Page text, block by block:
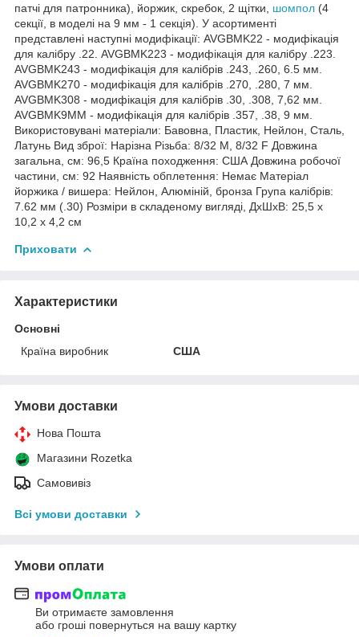
патчі для патронника), йоржик, скребок, 2 щітки, шомпол (4
секції, в моделі на 9 мм - 1 секція). У асортименті
представлені наступні модифікації: AVGBMK22 - модифікація
для калібру .22. AVGBMK223 - модифікація для калібру .223.
AVGBMK243 - модифікація для калібрів .243, .260, 6.5 мм.
AVGBMK270 - модифікація для калібрів .270, .280, 7 мм.
AVGBMK308 - модифікація для калібрів .30, .308, 7,62 мм.
AVGBMK9MM - модифікація для калібрів .357, .38, 9 мм.
Використовувані матеріали: Бавовна, Пластик, Нейлон, Сталь,
Латунь Вид зброї: Нарізна Різьба: 8/32 M, 8/32 F Довжина
загальна, см: 96,5 Країна походження: США Довжина робочої
частини, см: 92 Наявність обплетення: Немає Матеріал
йоржика / вишера: Нейлон, Алюміній, бронза Група калібрів:
7.62 мм (.30) Розміри в складеному вигляді, ДхШхВ: 25,5 х
10,2 х 4,2 см
Приховати
Характеристики
Основні
Країна виробник
США
Умови доставки
Нова Пошта
Магазини Rozetka
Самовивіз
Всі умови доставки
Умови оплати
Ви отримаєте замовлення
або гроші повернуться на вашу картку